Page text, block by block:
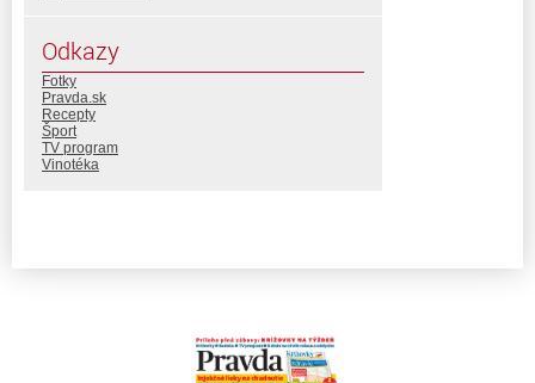
Odkazy
Fotky
Pravda.sk
Recepty
Šport
TV program
Vinotéka